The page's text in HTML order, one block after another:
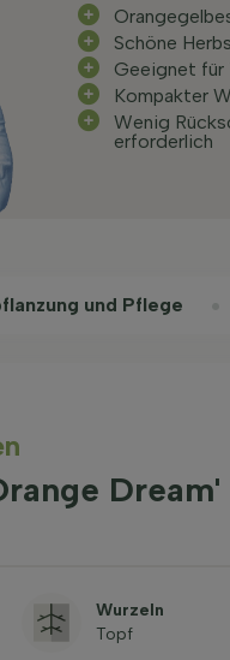
Schöne
Geeignet für
Kompakter
Wenig
erforderlich
und Pflege
Wurzeln
Topf